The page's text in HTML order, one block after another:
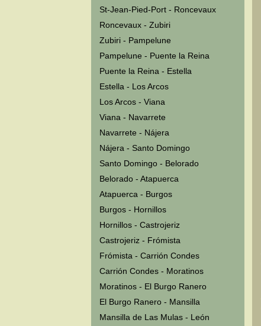
St-Jean-Pied-Port - Roncevaux
Roncevaux - Zubiri
Zubiri - Pampelune
Pampelune - Puente la Reina
Puente la Reina - Estella
Estella - Los Arcos
Los Arcos - Viana
Viana - Navarrete
Navarrete - Nájera
Nájera - Santo Domingo
Santo Domingo - Belorado
Belorado - Atapuerca
Atapuerca - Burgos
Burgos - Hornillos
Hornillos - Castrojeriz
Castrojeriz - Frómista
Frómista - Carrión Condes
Carrión Condes - Moratinos
Moratinos - El Burgo Ranero
El Burgo Ranero - Mansilla
Mansilla de Las Mulas - León